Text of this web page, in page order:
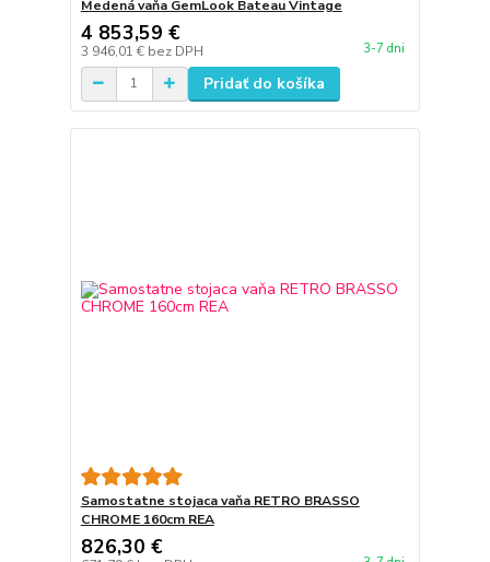
Medená vaňa GemLook Bateau Vintage
4 853,59 €
3 946,01 € bez DPH 3-7 dni
Pridať do košíka
Samostatne stojaca vaňa RETRO BRASSO
CHROME 160cm REA
826,30 €